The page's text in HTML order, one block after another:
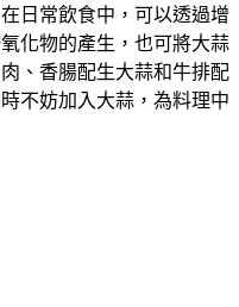
日常飲食中，可以透過增
化物的產生，也可將大蒜
、香腸配生大蒜和牛排配
不妨加入大蒜，為料理中